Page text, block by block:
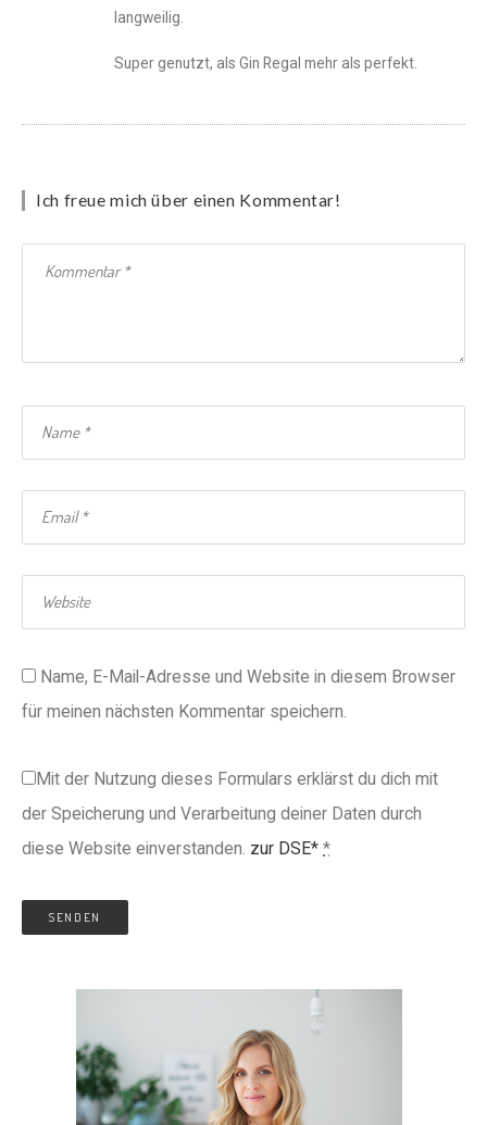
langweilig.
Super genutzt, als Gin Regal mehr als perfekt.
Ich freue mich über einen Kommentar!
Name, E-Mail-Adresse und Website in diesem Browser
für meinen nächsten Kommentar speichern.
Mit der Nutzung dieses Formulars erklärst du dich mit
der Speicherung und Verarbeitung deiner Daten durch
diese Website einverstanden. zur DSE* *